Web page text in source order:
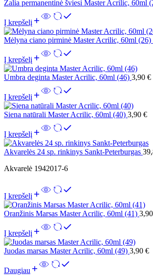
Žalia permanentinė šviesi Master Acrilic, 60ml
Į krepšelį
Mėlyna ciano pirminė Master Acrilic, 60ml (26)
Į krepšelį
Umbra deginta Master Acrilic, 60ml (46) 3,90 €
Į krepšelį
Siena natūrali Master Acrilic, 60ml (40) 3,90 €
Į krepšelį
Akvarelės 24 sp. rinkinys Sankt-Peterburgas
Akvarelė 1942017-6
Į krepšelį
Oranžinis Marsas Master Acrilic, 60ml (41) 3,90
Į krepšelį
Juodas marsas Master Acrilic, 60ml (49) 3,90 €
Daugiau